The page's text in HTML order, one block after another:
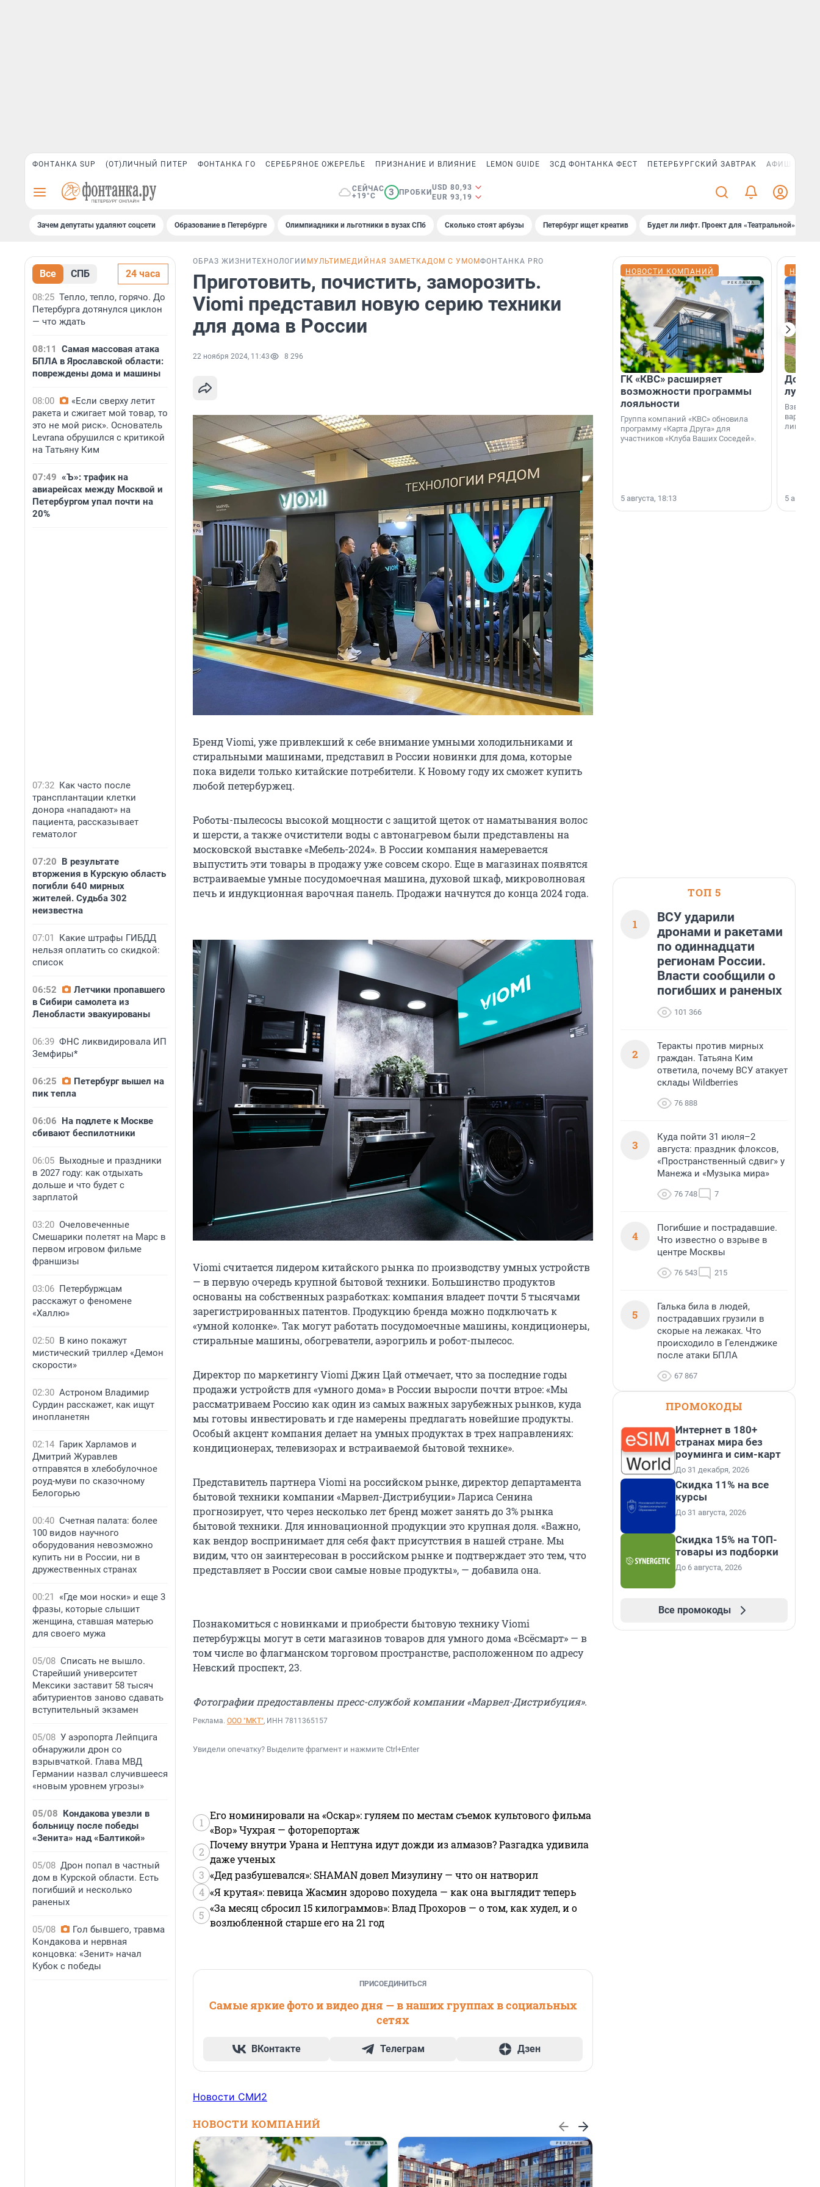
ФОНТАНКА SUP (ОТ)ЛИЧНЫЙ ПИТЕР ФОНТАНКА ГО СЕРЕБРЯНОЕ ОЖЕРЕЛЬЕ ПРИЗНАНИЕ И ВЛИЯНИЕ LEMON GUIDE ЗСД ФОНТАНКА ФЕСТ ПЕТЕРБУРГСКИЙ ЗАВТРАК АФИША PLUS
СЕЙЧАС
+19°C
3 ПРОБКИ
USD 80,93
EUR 93,19
Зачем депутаты удаляют соцсети Образование в Петербурге Олимпиадники и льготники в вузах СПб Сколько стоят арбузы Петербург ищет креатив Будет ли лифт. Проект для «Театральной»
Все СПБ 24 часа
08:25 Тепло, тепло, горячо. До
Петербурга дотянулся циклон
— что ждать
08:11
Самая массовая атака
БПЛА в Ярославской области:
повреждены дома и машины
08:00
«Если сверху летит
ракета и сжигает мой товар, то
это не мой риск». Основатель
Levrana обрушился с критикой
на Татьяну Ким
07:49 «Ъ»: трафик на
авиарейсах между Москвой и
Петербургом упал почти на
20%
07:32 Как часто после
трансплантации клетки
донора «нападают» на
пациента, рассказывает
гематолог
07:20 В результате
вторжения в Курскую область
погибли 640 мирных
жителей. Судьба 302
неизвестна
07:01
Какие штрафы ГИБДД
нельзя оплатить со скидкой:
список
06:52
Летчики пропавшего
в Сибири самолета из
Ленобласти эвакуированы
06:39 ФНС ликвидировала ИП
Земфиры*
06:25
Петербург вышел на
пик тепла
06:06 На подлете к Москве
сбивают беспилотники
06:05 Выходные и праздники
в 2027 году: как отдыхать
дольше и что будет с
зарплатой
03:20 Очеловеченные
Смешарики полетят на Марс в
первом игровом фильме
франшизы
03:06 Петербуржцам
расскажут о феномене
«Халлю»
02:50 В кино покажут
мистический триллер «Демон
скорости»
02:30 Астроном Владимир
Сурдин расскажет, как ищут
инопланетян
02:14 Гарик Харламов и
Дмитрий Журавлев
отправятся в хлебобулочное
роуд-муви по сказочному
Белогорью
00:40 Счетная палата: более
100 видов научного
оборудования невозможно
купить ни в России, ни в
дружественных странах
00:21
«Где мои носки» и еще 3
фразы, которые слышит
женщина, ставшая матерью
для своего мужа
05/08 Списать не вышло.
Старейший университет
Мексики заставит 58 тысяч
абитуриентов заново сдавать
вступительный экзамен
05/08 У аэропорта Лейпцига
обнаружили дрон со
взрывчаткой. Глава МВД
Германии назвал случившееся
«новым уровнем угрозы»
05/08 Кондакова увезли в
больницу после победы
«Зенита» над «Балтикой»
05/08 Дрон попал в частный
дом в Курской области. Есть
погибший и несколько
раненых
05/08
Гол бывшего, травма
Кондакова и нервная
концовка: «Зенит» начал
Кубок с победы
ОБРАЗ ЖИЗНИ ТЕХНОЛОГИИ МУЛЬТИМЕДИЙНАЯ ЗАМЕТКАДОМ С УМОМФОНТАНКА PRO
Приготовить, почистить, заморозить.
Viomi представил новую серию техники
для дома в России
22 ноября 2024, 11:43 8 296
Бренд Viomi, уже привлекший к себе внимание умными холодильниками и
стиральными машинами, представил в России новинки для дома, которые
пока видели только китайские потребители. К Новому году их сможет купить
любой петербуржец.
Роботы-пылесосы высокой мощности с защитой щеток от наматывания волос
и шерсти, а также очистители воды с автонагревом были представлены на
московской выставке «Мебель-2024». В России компания намеревается
выпустить эти товары в продажу уже совсем скоро. Еще в магазинах появятся
встраиваемые умные посудомоечная машина, духовой шкаф, микроволновая
печь и индукционная варочная панель. Продажи начнутся до конца 2024 года.
Viomi считается лидером китайского рынка по производству умных устройств
— в первую очередь крупной бытовой техники. Большинство продуктов
основаны на собственных разработках: компания владеет почти 5 тысячами
зарегистрированных патентов. Продукцию бренда можно подключать к
«умной колонке». Так могут работать посудомоечные машины, кондиционеры,
стиральные машины, обогреватели, аэрогриль и робот-пылесос.
Директор по маркетингу Viomi Джин Цай отмечает, что за последние годы
продажи устройств для «умного дома» в России выросли почти втрое: «Мы
рассматриваем Россию как один из самых важных зарубежных рынков, куда
мы готовы инвестировать и где намерены предлагать новейшие продукты.
Особый акцент компания делает на умных продуктах в трех направлениях:
кондиционерах, телевизорах и встраиваемой бытовой технике».
Представитель партнера Viomi на российском рынке, директор департамента
бытовой техники компании «Марвел-Дистрибуции» Лариса Сенина
прогнозирует, что через несколько лет бренд может занять до 3% рынка
бытовой техники. Для инновационной продукции это крупная доля. «Важно,
как вендор воспринимает для себя факт присутствия в нашей стране. Мы
видим, что он заинтересован в российском рынке и подтверждает это тем, что
представляет в России свои самые новые продукты», — добавила она.
Познакомиться с новинками и приобрести бытовую технику Viomi
петербуржцы могут в сети магазинов товаров для умного дома «Всёсмарт» — в
том числе во флагманском торговом пространстве, расположенном по адресу
Невский проспект, 23.
Фотографии предоставлены пресс-службой компании «Марвел-Дистрибуция».
Реклама. ООО "МКТ", ИНН 7811365157
Увидели опечатку? Выделите фрагмент и нажмите Ctrl+Enter
1
Его номинировали на «Оскар»: гуляем по местам съемок культового фильма
«Вор» Чухрая — фоторепортаж
2
Почему внутри Урана и Нептуна идут дожди из алмазов? Разгадка удивила
даже ученых
3 «Дед разбушевался»: SHAMAN довел Мизулину — что он натворил
4 «Я крутая»: певица Жасмин здорово похудела — как она выглядит теперь
5
«За месяц сбросил 15 килограммов»: Влад Прохоров — о том, как худел, и о
возлюбленной старше его на 21 год
ПРИСОЕДИНИТЬСЯ
Самые яркие фото и видео дня — в наших группах в социальных
сетях
ВКонтакте Телеграм Дзен
Новости СМИ2
НОВОСТИ КОМПАНИЙ
НОВОСТИ КОМПАНИЙ
ГК «КВС» расширяет
возможности программы
лояльности
Группа компаний «КВС» обновила
программу «Карта Друга» для
участников «Клуба Ваших Соседей».
5 августа, 18:13
Дом
лучше
лишнего
5
ТОП 5
1
ВСУ ударили
дронами и ракетами
по одиннадцати
регионам России.
Власти сообщили о
погибших и раненых
101 366
2
Теракты против мирных
граждан. Татьяна Ким
ответила, почему ВСУ атакует
склады Wildberries
76 888
3
Куда пойти 31 июля–2
августа: праздник флоксов,
«Пространственный сдвиг» у
Манежа и «Музыка мира»
76 748 7
4
Погибшие и пострадавшие.
Что известно о взрыве в
центре Москвы
76 543 215
5
Галька била в людей,
пострадавших грузили в
скорые на лежаках. Что
происходило в Геленджике
после атаки БПЛА
67 867
ПРОМОКОДЫ
Интернет в 180+
странах мира без
роуминга и сим-карт
До 31 декабря, 2026
Скидка 11% на все
курсы
До 31 августа, 2026
Скидка 15% на ТОП-
товары из подборки
До 6 августа, 2026
Все промокоды